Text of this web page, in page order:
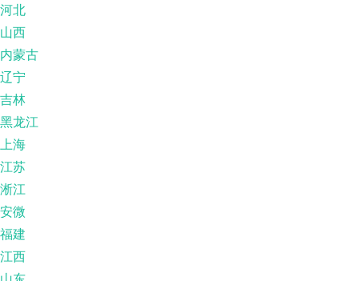
河北
山西
内蒙古
辽宁
吉林
黑龙江
上海
江苏
淅江
安微
福建
江西